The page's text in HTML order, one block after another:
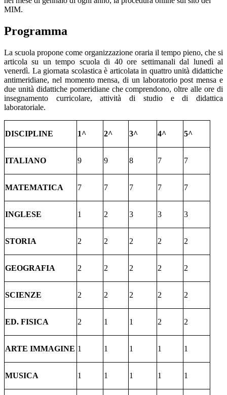
MIM.
Programma
La scuola propone come organizzazione oraria il tempo pieno, che si
articola su un tempo scuola di 40 ore settimanali dal lunedì al
venerdì. La giornata scolastica è articolata in quattro unità didattiche
antimeridiane, nel momento mensa, di un laboratorio post mensa e
due unità didattiche pomeridiane che comprendono, oltre alle ore di
insegnamento curricolare, attività di studio e di didattica
laboratoriale.
DISCIPLINE 1^ 2^ 3^ 4^ 5^
ITALIANO 9 9 8 7 7
MATEMATICA 7 7 7 7 7
INGLESE 1 2 3 3 3
STORIA 2 2 2 2 2
GEOGRAFIA 2 2 2 2 2
SCIENZE 2 2 2 2 2
ED. FISICA 2 1 1 2 2
ARTE IMMAGINE 1 1 1 1 1
MUSICA 1 1 1 1 1